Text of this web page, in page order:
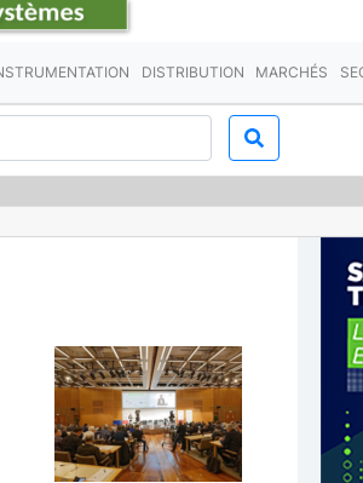
DISTRIBUTION MARCHÉS